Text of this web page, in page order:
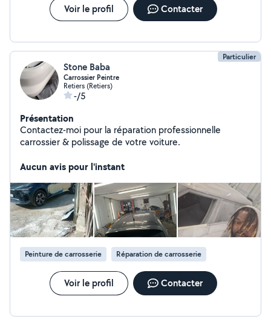
Voir le profil Contacter
Particulier
Stone Baba
Carrossier Peintre
Retiers (Retiers)
-/5
Présentation
Contactez-moi pour la réparation professionnelle
carrossier & polissage de votre voiture.
Aucun avis pour l'instant
Peinture de carrosserie Réparation de carrosserie
Voir le profil Contacter